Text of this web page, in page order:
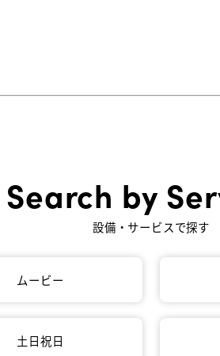
Search by
設備・サービスで探す
ムービー
土日祝日